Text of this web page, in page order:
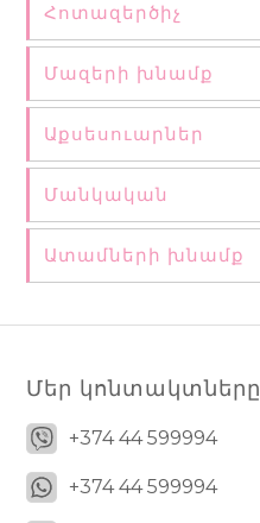
Հոտազերծիչ
Մազերի խնամք
Աքսեսուարներ
Մանկական
Ատամների խնամք
Մեր կոնտակտները
+374 44 599994
+374 44 599994